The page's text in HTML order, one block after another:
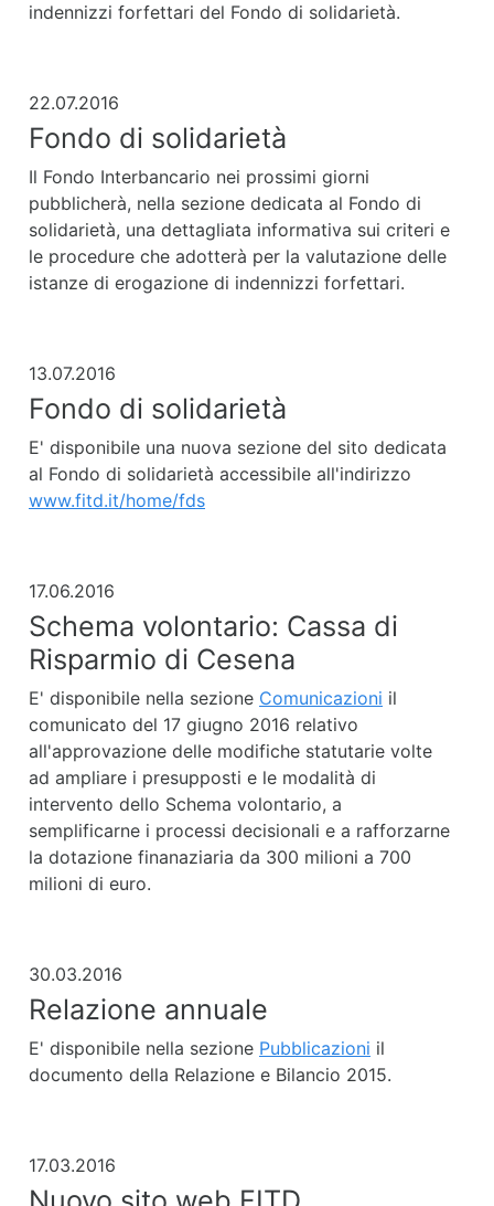
indennizzi forfettari del Fondo di solidarietà.
22.07.2016
Fondo di solidarietà
Il Fondo Interbancario nei prossimi giorni
pubblicherà, nella sezione dedicata al Fondo di
solidarietà, una dettagliata informativa sui criteri e
le procedure che adotterà per la valutazione delle
istanze di erogazione di indennizzi forfettari.
13.07.2016
Fondo di solidarietà
E' disponibile una nuova sezione del sito dedicata
al Fondo di solidarietà accessibile all'indirizzo
www.fitd.it/home/fds
17.06.2016
Schema volontario: Cassa di
Risparmio di Cesena
E' disponibile nella sezione Comunicazioni il
comunicato del 17 giugno 2016 relativo
all'approvazione delle modifiche statutarie volte
ad ampliare i presupposti e le modalità di
intervento dello Schema volontario, a
semplificarne i processi decisionali e a rafforzarne
la dotazione finanaziaria da 300 milioni a 700
milioni di euro.
30.03.2016
Relazione annuale
E' disponibile nella sezione Pubblicazioni il
documento della Relazione e Bilancio 2015.
17.03.2016